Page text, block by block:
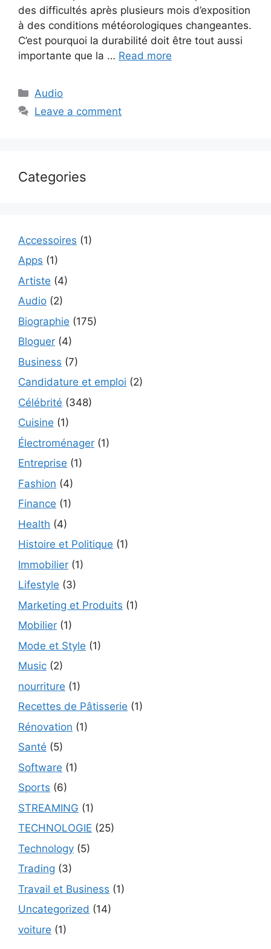
des difficultés après plusieurs mois d’exposition
à des conditions météorologiques changeantes.
C’est pourquoi la durabilité doit être tout aussi
importante que la … Read more
Categories
Audio
Leave a comment
Categories
Accessoires (1)
Apps (1)
Artiste (4)
Audio (2)
Biographie (175)
Bloguer (4)
Business (7)
Candidature et emploi (2)
Célébrité (348)
Cuisine (1)
Électroménager (1)
Entreprise (1)
Fashion (4)
Finance (1)
Health (4)
Histoire et Politique (1)
Immobilier (1)
Lifestyle (3)
Marketing et Produits (1)
Mobilier (1)
Mode et Style (1)
Music (2)
nourriture (1)
Recettes de Pâtisserie (1)
Rénovation (1)
Santé (5)
Software (1)
Sports (6)
STREAMING (1)
TECHNOLOGIE (25)
Technology (5)
Trading (3)
Travail et Business (1)
Uncategorized (14)
voiture (1)